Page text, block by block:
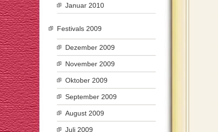
Januar 2010
Festivals 2009
Dezember 2009
November 2009
Oktober 2009
September 2009
August 2009
Juli 2009